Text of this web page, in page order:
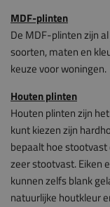
MDF-plinten
De MDF-plinten zijn
soorten, maten en
keuze voor woningen.
Houten plinten
Houten plinten zijn
kunt kiezen zijn
bepaalt hoe
zeer stootvast. Eiken
kunnen zelfs blank
natuurlijke houtkleur